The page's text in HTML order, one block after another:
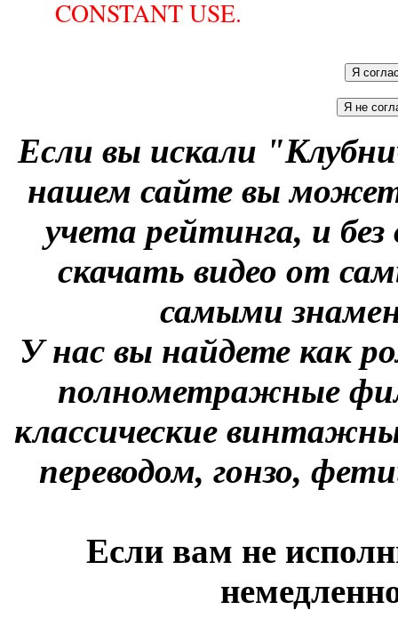
CONSTANT USE.
Если вы искали
нашем сайте вы
учета рейтинга, и
скачать видео от
самыми
У нас вы найдете как
полнометражные
классические
переводом, гонзо,
Если вам не